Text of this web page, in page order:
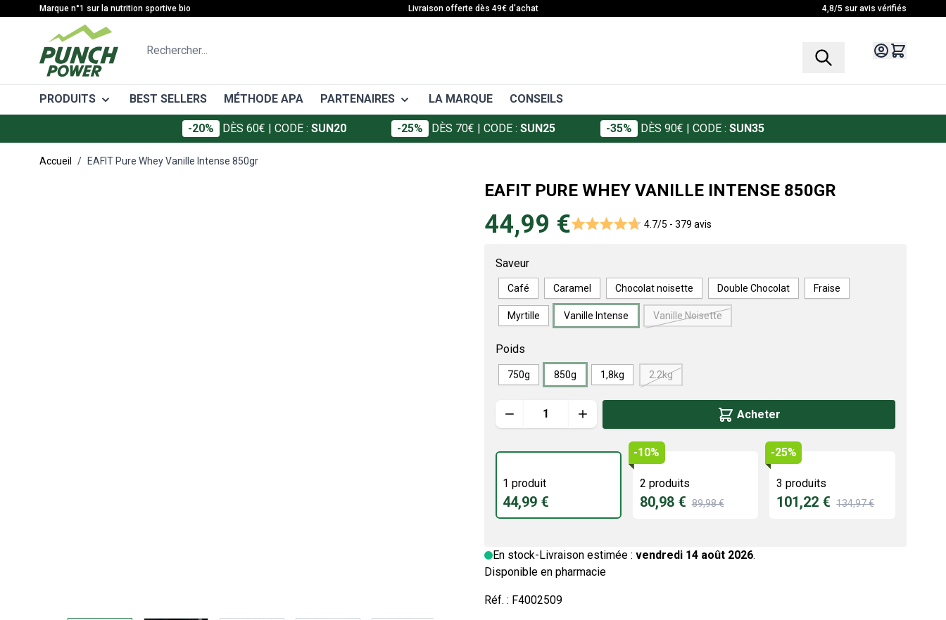
Allez au contenuMarque n°1 sur la nutrition sportive bio Livraison offerte dès 49€ d'achat 4,8/5 sur avis vérifiés
Rechercher...
PRODUITS
Décontractants musculaires
Crèmes et gels
Défenses immunitaires
Minceur
BEST SELLERS MÉTHODE APA PARTENAIRES
EAFIT
LA MARQUE CONSEILS
-20% DÈS 60€ | CODE : SUN20 -25% DÈS 70€ | CODE : SUN25 -35% DÈS 90€ | CODE : SUN35
Accueil / EAFIT Pure Whey Vanille Intense 850gr
EAFIT PURE WHEY VANILLE INTENSE 850GR
44,99 € 4.7/5 - 379 avis
Saveur
Café Caramel Chocolat noisette Double Chocolat Fraise
Myrtille Vanille Intense Vanille Noisette
Poids
750g 850g 1,8kg 2.2kg
Acheter
1 produit
44,99 €
-10%
2 produits
80,98 € 89,98 €
-25%
3 produits
101,22 € 134,97 €
En stock-Livraison estimée : vendredi 14 août 2026.
Disponible en pharmacie
Réf. : F4002509